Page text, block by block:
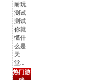
耐玩.
测试
测试
你就
懂什
么是
天
堂...
热门游